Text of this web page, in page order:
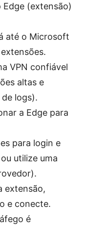
Edge (extensão)
até o Microsoft
VPN confiável
altas e
logs).
a Edge para
para login e
utilize uma
extensão,
e conecte.
é